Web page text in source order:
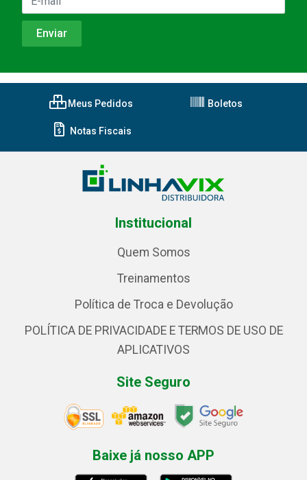
Meus Pedidos Boletos
Notas Fiscais
Institucional
Quem Somos
Treinamentos
Política de Troca e Devolução
POLÍTICA DE PRIVACIDADE E TERMOS DE USO DE
APLICATIVOS
Site Seguro
Baixe já nosso APP